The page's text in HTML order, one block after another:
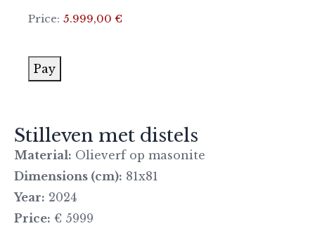
Price: 5.999,00 €
Pay
Stilleven met distels
Material: Olieverf op masonite
Dimensions (cm): 81x81
Year: 2024
Price: € 5999